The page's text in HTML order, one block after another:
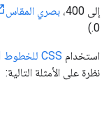
إلى 400،
بصري المقاس
0.)
استخدام CSS للخطوط API
نظرة على الأمثلة التالية: